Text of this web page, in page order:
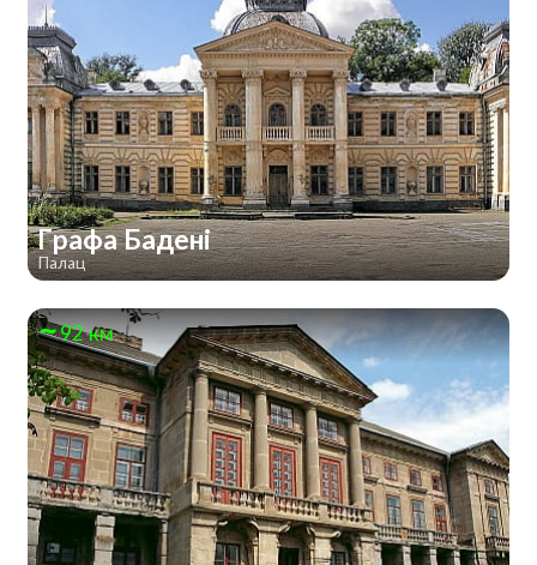
Графа Бадені
Палац
92 км